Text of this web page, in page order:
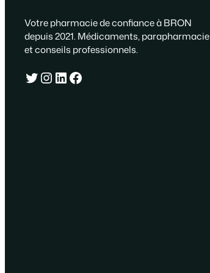
Votre pharmacie de confiance à BRON
depuis 2021. Médicaments, parapharmacie
et conseils professionnels.
Twitter InstagramLinkedIn Facebook